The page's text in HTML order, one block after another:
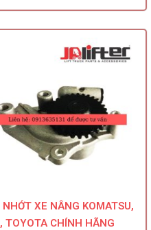
NHỚT XE NÂNG KOMATSU,
TOYOTA CHÍNH HÃNG